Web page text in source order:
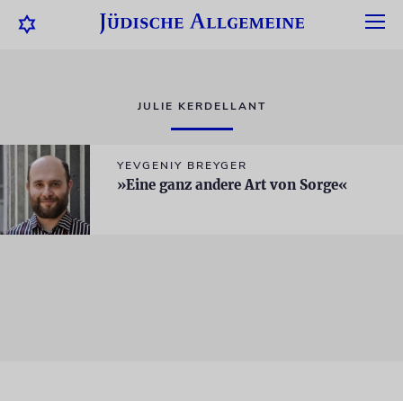
JULIE KERDELLANT
YEVGENIY BREYGER
»Eine ganz andere Art von Sorge«